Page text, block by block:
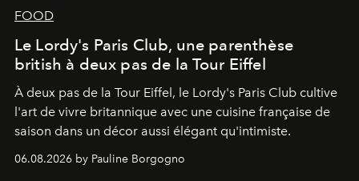
FOOD
Le Lordy's Paris Club, une parenthèse
british à deux pas de la Tour Eiffel
À deux pas de la Tour Eiffel, le Lordy's Paris Club cultive
l'art de vivre britannique avec une cuisine française de
saison dans un décor aussi élégant qu'intimiste.
06.08.2026 by Pauline Borgogno